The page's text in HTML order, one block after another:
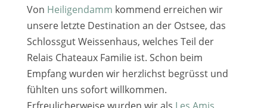
Von Heiligendamm kom­mend errei­chen wir
unse­re letz­te Destination an der Ostsee, das
Schlossgut Weissenhaus, wel­ches Teil der
Relais Chateaux Familie ist. Schon beim
Empfang wur­den wir herz­lichst begrüsst und
fühl­ten uns sofort will­kom­men.